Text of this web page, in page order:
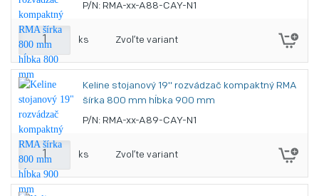
P/N: RMA-xx-A88-CAY-N1
ks Zvoľte variant
Keline stojanový 19" rozvádzač kompaktný RMA
šírka 800 mm hĺbka 900 mm
P/N: RMA-xx-A89-CAY-N1
ks Zvoľte variant